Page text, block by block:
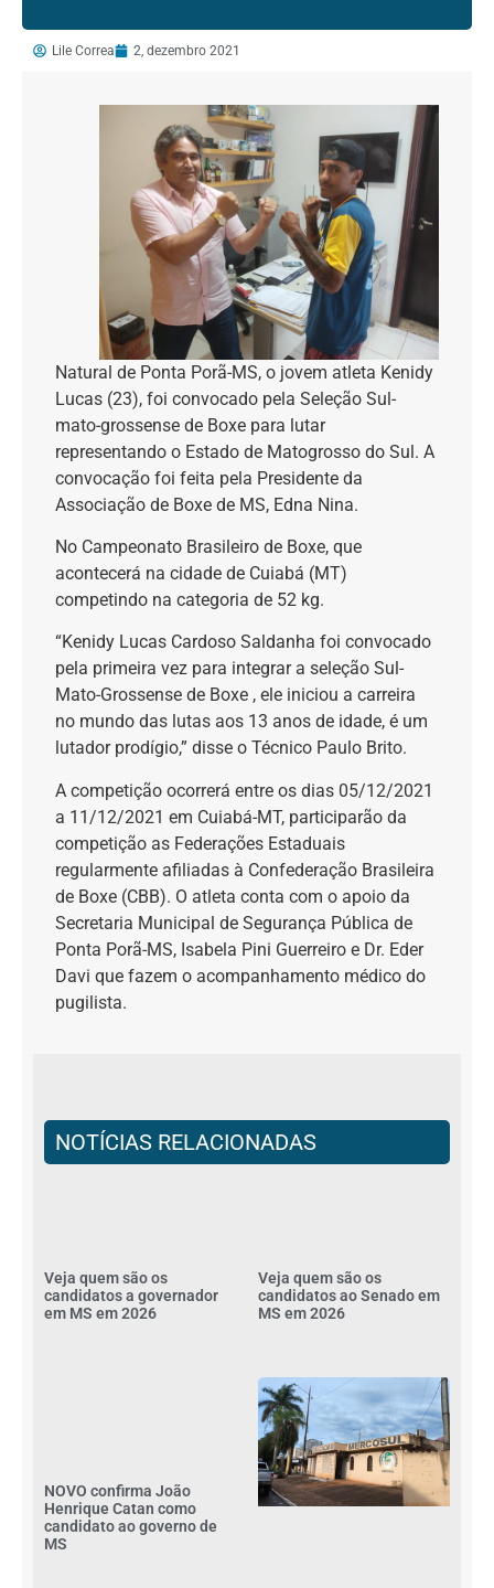
Lile Correa 2, dezembro 2021
Natural de Ponta Porã-MS, o jovem atleta Kenidy
Lucas (23), foi convocado pela Seleção Sul-
mato-grossense de Boxe para lutar
representando o Estado de Matogrosso do Sul. A
convocação foi feita pela Presidente da
Associação de Boxe de MS, Edna Nina.
No Campeonato Brasileiro de Boxe, que
acontecerá na cidade de Cuiabá (MT)
competindo na categoria de 52 kg.
“Kenidy Lucas Cardoso Saldanha foi convocado
pela primeira vez para integrar a seleção Sul-
Mato-Grossense de Boxe , ele iniciou a carreira
no mundo das lutas aos 13 anos de idade, é um
lutador prodígio,” disse o Técnico Paulo Brito.
A competição ocorrerá entre os dias 05/12/2021
a 11/12/2021 em Cuiabá-MT, participarão da
competição as Federações Estaduais
regularmente afiliadas à Confederação Brasileira
de Boxe (CBB). O atleta conta com o apoio da
Secretaria Municipal de Segurança Pública de
Ponta Porã-MS, Isabela Pini Guerreiro e Dr. Eder
Davi que fazem o acompanhamento médico do
pugilista.
NOTÍCIAS RELACIONADAS
Veja quem são os
candidatos a governador
em MS em 2026
Veja quem são os
candidatos ao Senado em
MS em 2026
NOVO confirma João
Henrique Catan como
candidato ao governo de
MS